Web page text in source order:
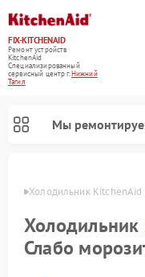
FIX-KITCHENAID
Ремонт устройств
KitchenAid
Специализированный
cервисный центр г.Нижний
Тагил
Мы
Холодильник KitchenAid
Холодильник
Слабо